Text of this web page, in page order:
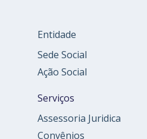
Entidade
Sede Social
Ação Social
Serviços
Assessoria Juridica
Convênios